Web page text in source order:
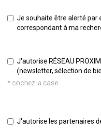
Je souhaite être alerté par
correspondant à ma
J'autorise RÉSEAU
(newsletter, sélection de
* cochez la case
J'autorise les partenaires